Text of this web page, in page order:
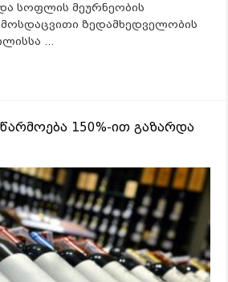
სოფლის მეურნეობის
ზედამხედველობის
…
150%-ით გაზარდა